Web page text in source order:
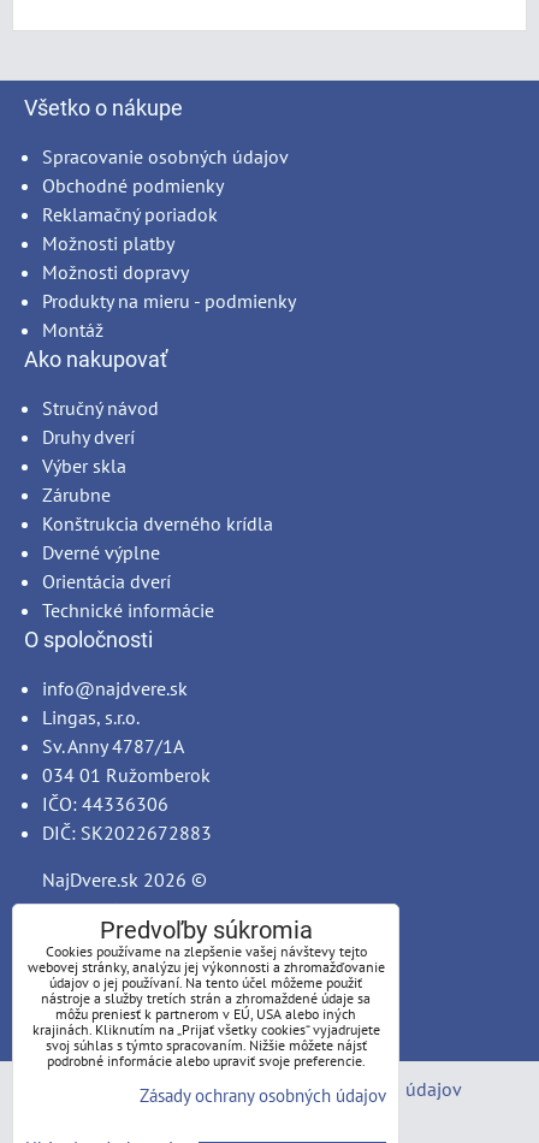
Všetko o nákupe
Spracovanie osobných údajov
Obchodné podmienky
Reklamačný poriadok
Možnosti platby
Možnosti dopravy
Produkty na mieru - podmienky
Montáž
Ako nakupovať
Stručný návod
Druhy dverí
Výber skla
Zárubne
Konštrukcia dverného krídla
Dverné výplne
Orientácia dverí
Technické informácie
O spoločnosti
info@najdvere.sk
Lingas, s.r.o.
Sv. Anny 4787/1A
034 01 Ružomberok
IČO: 44336306
DIČ: SK2022672883
NajDvere.sk 2026 ©
Predvoľby súkromia
Zásady ochrany osobných údajov
Predvoľby súkromia
Cookies používame na zlepšenie vašej návštevy tejto
webovej stránky, analýzu jej výkonnosti a zhromažďovanie
údajov o jej používaní. Na tento účel môžeme použiť
nástroje a služby tretích strán a zhromaždené údaje sa
môžu preniesť k partnerom v EÚ, USA alebo iných
krajinách. Kliknutím na „Prijať všetky cookies“ vyjadrujete
svoj súhlas s týmto spracovaním. Nižšie môžete nájsť
podrobné informácie alebo upraviť svoje preferencie.
Zásady ochrany osobných údajov